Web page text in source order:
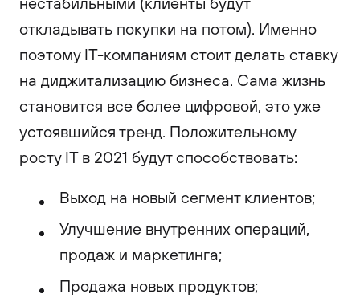
откладывать покупки на потом). Именно
поэтому IT-компаниям стоит делать ставку
на диджитализацию бизнеса. Сама жизнь
становится все более цифровой, это уже
устоявшийся тренд. Положительному
росту IT в 2021 будут способствовать:
Выход на новый сегмент клиентов;
Улучшение внутренних операций,
продаж и маркетинга;
Продажа новых продуктов;